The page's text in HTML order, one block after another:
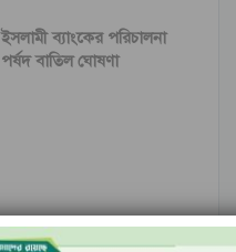
ইসলামী ব্যাংকের পরিচালনা
পর্ষদ বাতিল ঘোষণা